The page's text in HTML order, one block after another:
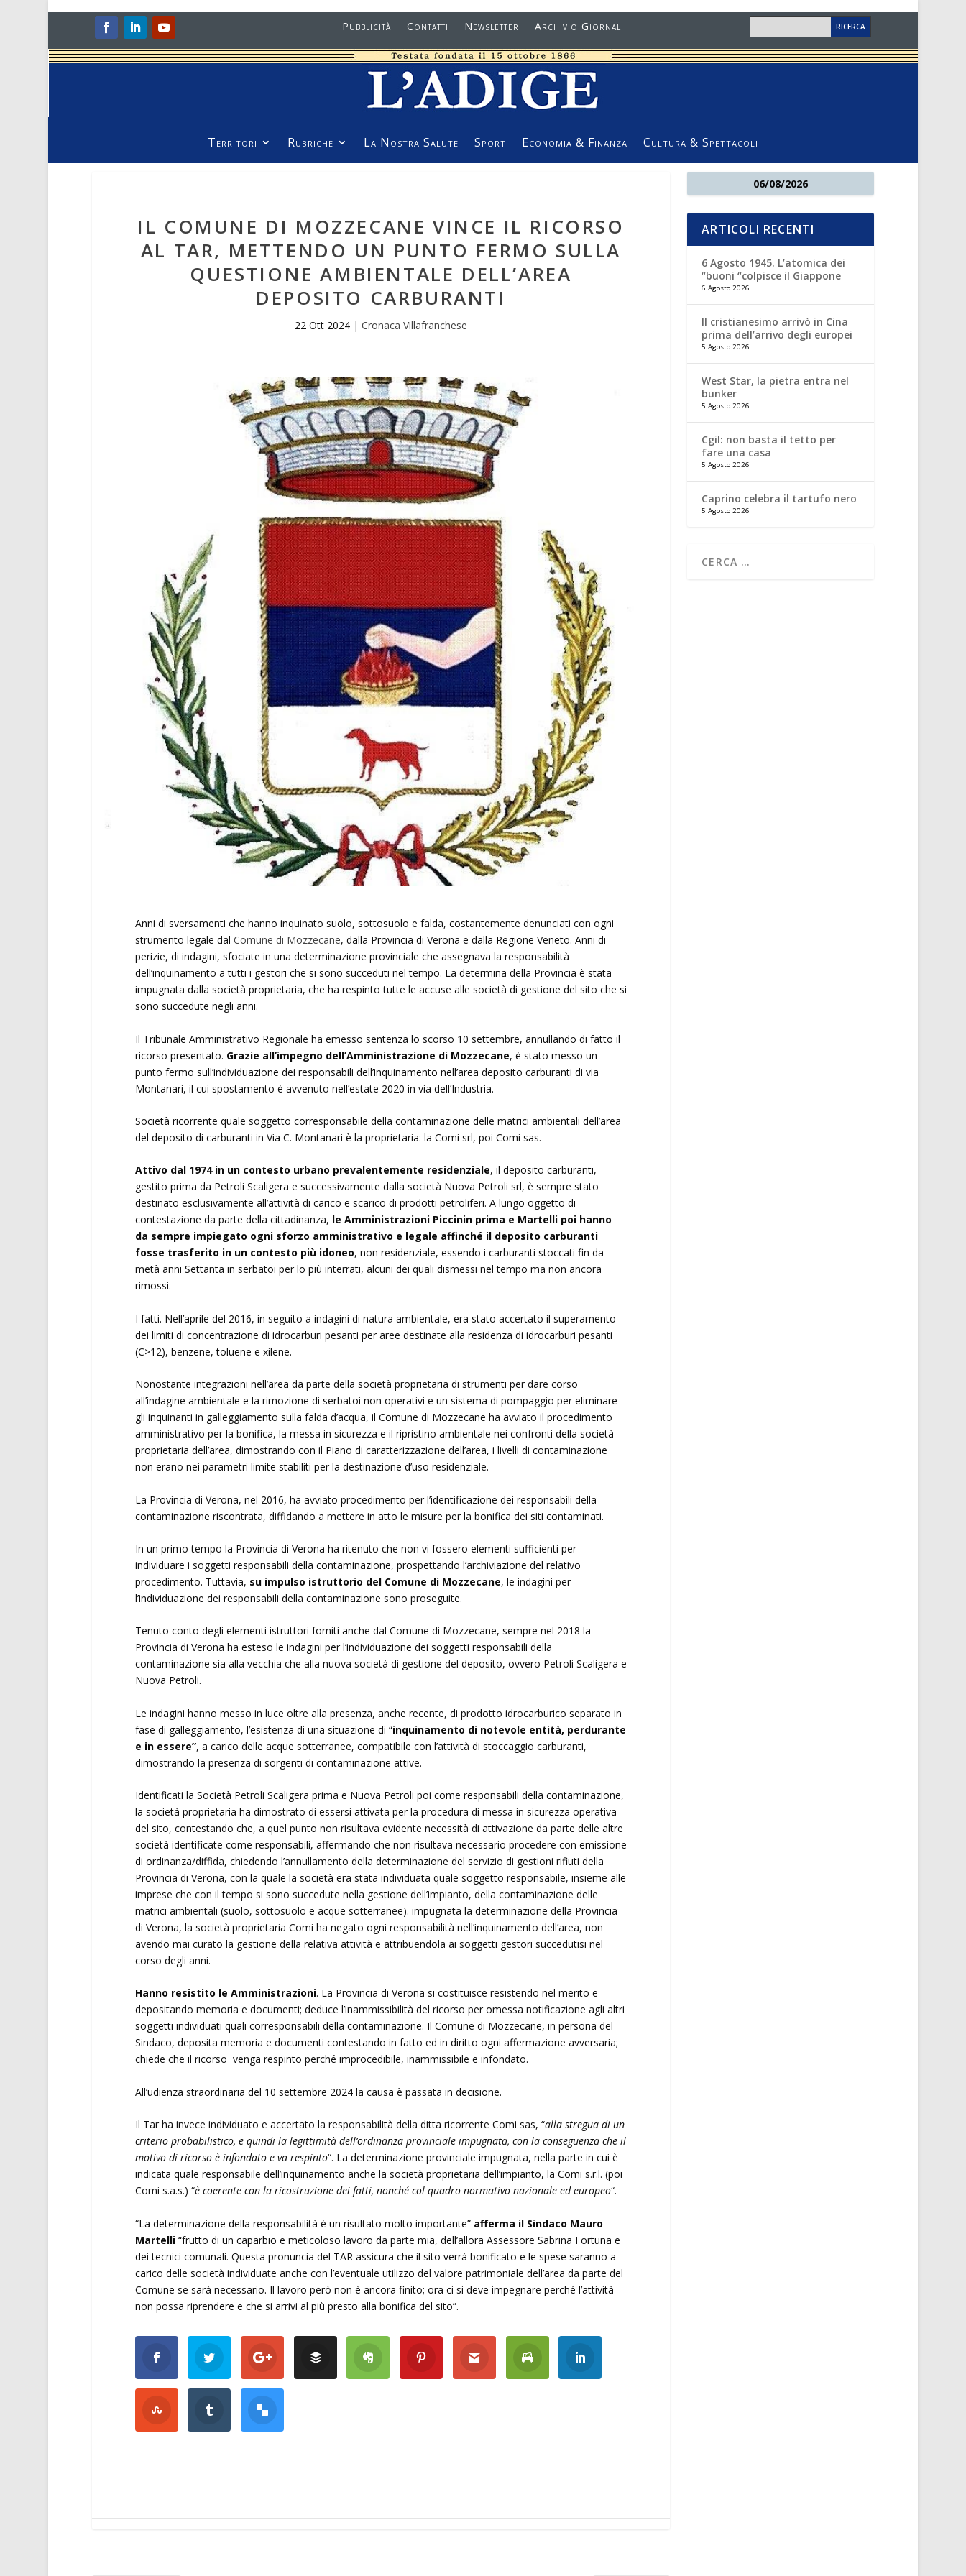
Pubblicità Contatti Newsletter Archivio Giornali
Territori Rubriche La Nostra Salute Sport Economia & Finanza Cultura & Spettacoli
IL COMUNE DI MOZZECANE VINCE IL RICORSO
AL TAR, METTENDO UN PUNTO FERMO SULLA
QUESTIONE AMBIENTALE DELL’AREA
DEPOSITO CARBURANTI
22 Ott 2024| Cronaca Villafranchese
Anni di sversamenti che hanno inquinato suolo, sottosuolo e falda, costantemente denunciati con ogni
strumento legale dal Comune di Mozzecane, dalla Provincia di Verona e dalla Regione Veneto. Anni di
perizie, di indagini, sfociate in una determinazione provinciale che assegnava la responsabilità
dell’inquinamento a tutti i gestori che si sono succeduti nel tempo. La determina della Provincia è stata
impugnata dalla società proprietaria, che ha respinto tutte le accuse alle società di gestione del sito che si
sono succedute negli anni.
Il Tribunale Amministrativo Regionale ha emesso sentenza lo scorso 10 settembre, annullando di fatto il
ricorso presentato. Grazie all’impegno dell’Amministrazione di Mozzecane, è stato messo un
punto fermo sull’individuazione dei responsabili dell’inquinamento nell’area deposito carburanti di via
Montanari, il cui spostamento è avvenuto nell’estate 2020 in via dell’Industria.
Società ricorrente quale soggetto corresponsabile della contaminazione delle matrici ambientali dell’area
del deposito di carburanti in Via C. Montanari è la proprietaria: la Comi srl, poi Comi sas.
Attivo dal 1974 in un contesto urbano prevalentemente residenziale, il deposito carburanti,
gestito prima da Petroli Scaligera e successivamente dalla società Nuova Petroli srl, è sempre stato
destinato esclusivamente all’attività di carico e scarico di prodotti petroliferi. A lungo oggetto di
contestazione da parte della cittadinanza, le Amministrazioni Piccinin prima e Martelli poi hanno
da sempre impiegato ogni sforzo amministrativo e legale affinché il deposito carburanti
fosse trasferito in un contesto più idoneo, non residenziale, essendo i carburanti stoccati fin da
metà anni Settanta in serbatoi per lo più interrati, alcuni dei quali dismessi nel tempo ma non ancora
rimossi.
I fatti. Nell’aprile del 2016, in seguito a indagini di natura ambientale, era stato accertato il superamento
dei limiti di concentrazione di idrocarburi pesanti per aree destinate alla residenza di idrocarburi pesanti
(C>12), benzene, toluene e xilene.
Nonostante integrazioni nell’area da parte della società proprietaria di strumenti per dare corso
all’indagine ambientale e la rimozione di serbatoi non operativi e un sistema di pompaggio per eliminare
gli inquinanti in galleggiamento sulla falda d’acqua, il Comune di Mozzecane ha avviato il procedimento
amministrativo per la bonifica, la messa in sicurezza e il ripristino ambientale nei confronti della società
proprietaria dell’area, dimostrando con il Piano di caratterizzazione dell’area, i livelli di contaminazione
non erano nei parametri limite stabiliti per la destinazione d’uso residenziale.
La Provincia di Verona, nel 2016, ha avviato procedimento per l’identificazione dei responsabili della
contaminazione riscontrata, diffidando a mettere in atto le misure per la bonifica dei siti contaminati.
In un primo tempo la Provincia di Verona ha ritenuto che non vi fossero elementi sufficienti per
individuare i soggetti responsabili della contaminazione, prospettando l’archiviazione del relativo
procedimento. Tuttavia, su impulso istruttorio del Comune di Mozzecane, le indagini per
l’individuazione dei responsabili della contaminazione sono proseguite.
Tenuto conto degli elementi istruttori forniti anche dal Comune di Mozzecane, sempre nel 2018 la
Provincia di Verona ha esteso le indagini per l’individuazione dei soggetti responsabili della
contaminazione sia alla vecchia che alla nuova società di gestione del deposito, ovvero Petroli Scaligera e
Nuova Petroli.
Le indagini hanno messo in luce oltre alla presenza, anche recente, di prodotto idrocarburico separato in
fase di galleggiamento, l’esistenza di una situazione di “inquinamento di notevole entità, perdurante
e in essere”, a carico delle acque sotterranee, compatibile con l’attività di stoccaggio carburanti,
dimostrando la presenza di sorgenti di contaminazione attive.
Identificati la Società Petroli Scaligera prima e Nuova Petroli poi come responsabili della contaminazione,
la società proprietaria ha dimostrato di essersi attivata per la procedura di messa in sicurezza operativa
del sito, contestando che, a quel punto non risultava evidente necessità di attivazione da parte delle altre
società identificate come responsabili, affermando che non risultava necessario procedere con emissione
di ordinanza/diffida, chiedendo l’annullamento della determinazione del servizio di gestioni rifiuti della
Provincia di Verona, con la quale la società era stata individuata quale soggetto responsabile, insieme alle
imprese che con il tempo si sono succedute nella gestione dell’impianto, della contaminazione delle
matrici ambientali (suolo, sottosuolo e acque sotterranee). impugnata la determinazione della Provincia
di Verona, la società proprietaria Comi ha negato ogni responsabilità nell’inquinamento dell’area, non
avendo mai curato la gestione della relativa attività e attribuendola ai soggetti gestori succedutisi nel
corso degli anni.
Hanno resistito le Amministrazioni. La Provincia di Verona si costituisce resistendo nel merito e
depositando memoria e documenti; deduce l’inammissibilità del ricorso per omessa notificazione agli altri
soggetti individuati quali corresponsabili della contaminazione. Il Comune di Mozzecane, in persona del
Sindaco, deposita memoria e documenti contestando in fatto ed in diritto ogni affermazione avversaria;
chiede che il ricorso venga respinto perché improcedibile, inammissibile e infondato.
All’udienza straordinaria del 10 settembre 2024 la causa è passata in decisione.
Il Tar ha invece individuato e accertato la responsabilità della ditta ricorrente Comi sas, “alla stregua di un
criterio probabilistico, e quindi la legittimità dell’ordinanza provinciale impugnata, con la conseguenza che il
motivo di ricorso è infondato e va respinto“. La determinazione provinciale impugnata, nella parte in cui è
indicata quale responsabile dell’inquinamento anche la società proprietaria dell’impianto, la Comi s.r.l. (poi
Comi s.a.s.) “è coerente con la ricostruzione dei fatti, nonché col quadro normativo nazionale ed europeo“.
“La determinazione della responsabilità è un risultato molto importante” afferma il Sindaco Mauro
Martelli“frutto di un caparbio e meticoloso lavoro da parte mia, dell’allora Assessore Sabrina Fortuna e
dei tecnici comunali. Questa pronuncia del TAR assicura che il sito verrà bonificato e le spese saranno a
carico delle società individuate anche con l’eventuale utilizzo del valore patrimoniale dell’area da parte del
Comune se sarà necessario. Il lavoro però non è ancora finito; ora ci si deve impegnare perché l’attività
non possa riprendere e che si arrivi al più presto alla bonifica del sito”.
06/08/2026
ARTICOLI RECENTI
6 Agosto 1945. L’atomica dei
“buoni “colpisce il Giappone
6 Agosto 2026
Il cristianesimo arrivò in Cina
prima dell’arrivo degli europei
5 Agosto 2026
West Star, la pietra entra nel
bunker
5 Agosto 2026
Cgil: non basta il tetto per
fare una casa
5 Agosto 2026
Caprino celebra il tartufo nero
5 Agosto 2026